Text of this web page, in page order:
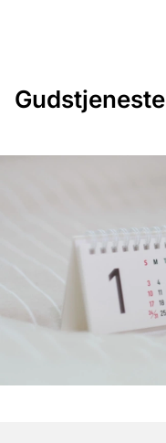
Gudstjeneste